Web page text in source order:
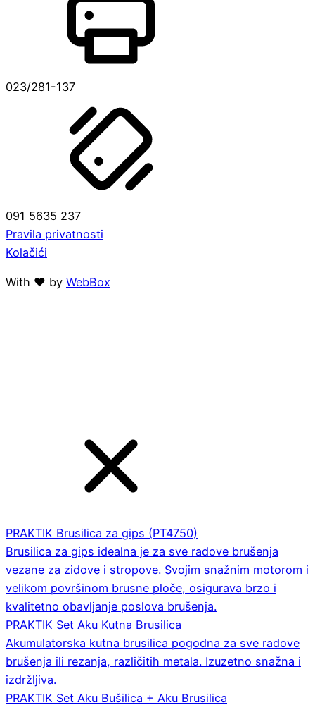
023/281-137
091 5635 237
Pravila privatnosti
Kolačići
With ❤ by WebBox
PRAKTIK Brusilica za gips (PT4750)
Brusilica za gips idealna je za sve radove brušenja
vezane za zidove i stropove. Svojim snažnim motorom i
velikom površinom brusne ploče, osigurava brzo i
kvalitetno obavljanje poslova brušenja.
PRAKTIK Set Aku Kutna Brusilica
Akumulatorska kutna brusilica pogodna za sve radove
brušenja ili rezanja, različitih metala. Izuzetno snažna i
izdržljiva.
PRAKTIK Set Aku Bušilica + Aku Brusilica